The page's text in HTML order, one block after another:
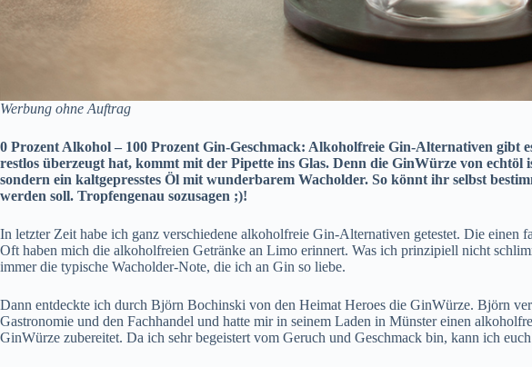
Werbung ohne Auftrag
0 Prozent Alkohol – 100 Prozent Gin-Geschmack: Alkoholfreie Gin-Alternativen gibt
restlos überzeugt hat, kommt mit der Pipette ins Glas. Denn die GinWürze von echtöl
sondern ein kaltgepresstes Öl mit wunderbarem Wacholder. So könnt ihr selbst
werden soll. Tropfengenau sozusagen ;)!
In letzter Zeit habe ich ganz verschiedene alkoholfreie Gin-Alternativen getestet. Die einen
Oft haben mich die alkoholfreien Getränke an Limo erinnert. Was ich prinzipiell nicht
immer die typische Wacholder-Note, die ich an Gin so liebe.
Dann entdeckte ich durch Björn Bochinski von den Heimat Heroes die GinWürze. Björn
Gastronomie und den Fachhandel und hatte mir in seinem Laden in Münster einen
GinWürze zubereitet. Da ich sehr begeistert vom Geruch und Geschmack bin, kann ich